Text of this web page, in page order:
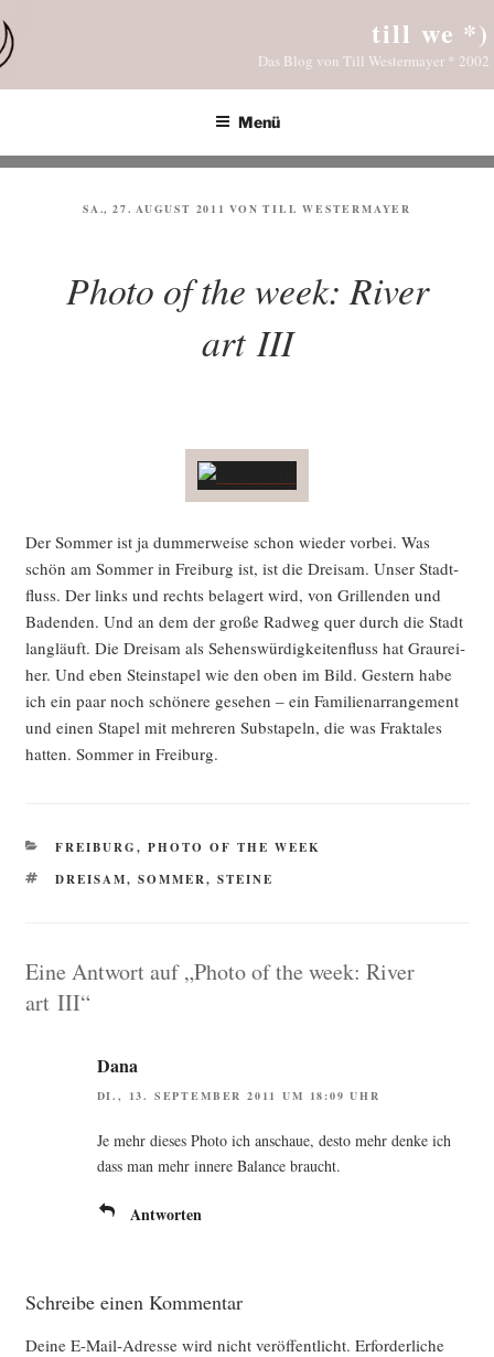
Inhalt
springen
till we *)
Das Blog von Till Westermayer * 2002
Menü
VERÖFFENTLICHT
SA., 27. AUGUST 2011 VONTILL WESTERMAYER
Photo of the week: River
art III
Der Som­mer ist ja dum­mer­wei­se schon wie­der vor­bei. Was
schön am Som­mer in Frei­burg ist, ist die Drei­sam. Unser Stadt­
fluss. Der links und rechts bela­gert wird, von Gril­len­den und
Baden­den. Und an dem der gro­ße Rad­weg quer durch die Stadt
lang­läuft. Die Drei­sam als Sehens­wür­dig­kei­ten­fluss hat Grau­rei­
her. Und eben Stein­sta­pel wie den oben im Bild. Ges­tern habe
ich ein paar noch schö­ne­re gese­hen – ein Fami­li­en­ar­ran­ge­ment
und einen Sta­pel mit meh­re­ren Sub­sta­peln, die was Frak­ta­les
hat­ten. Som­mer in Freiburg.
KATEGORIEN
FREIBURG, PHOTO OF THE WEEK
SCHLAGWÖRTER
DREISAM, SOMMER, STEINE
Eine Antwort auf „Photo of the week: River
art III“
Dana
DI., 13. SEPTEMBER 2011 UM 18:09 UHR
Je mehr die­ses Pho­to ich anschaue, des­to mehr den­ke ich
dass man mehr inne­re Balan­ce braucht.
Antworten
Schreibe einen Kommentar
Deine E-Mail-Adresse wird nicht veröffentlicht. Erforderliche